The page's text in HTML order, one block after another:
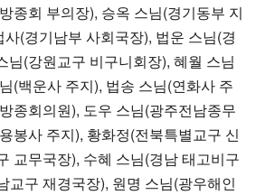
종회 부의장), 승옥 스님(경기동부 지
(경기남부 사회국장), 법운 스님(경
님(강원교구 비구니회장), 혜월 스님
(백운사 주지), 법송 스님(연화사 주
종회의원), 도우 스님(광주전남종무
봉사 주지), 황화정(전북특별교구 신
교무국장), 수혜 스님(경남 태고비구
교구 재경국장), 원명 스님(광우해인